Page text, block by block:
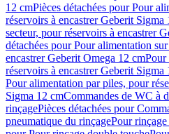
12 cmPièces détachées pour Pour
réservoirs à encastrer Geberit Sigma
secteur, pour réservoirs à encastrer
détachées pour Pour alimentation
encastrer Geberit Omega 12 cmPour
réservoirs à encastrer Geberit Sigma
Pour alimentation par piles, pour
Sigma 12 cmCommandes de WC à
rinçagePièces détachées pour
pneumatique du rinçagePour